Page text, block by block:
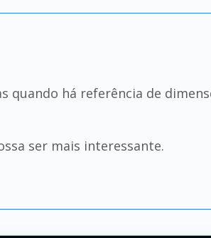
quando há referência de
ser mais interessante.